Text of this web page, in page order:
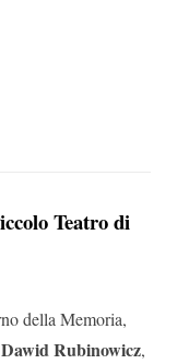
Teatro di
della Memoria,
Dawid Rubinowicz,